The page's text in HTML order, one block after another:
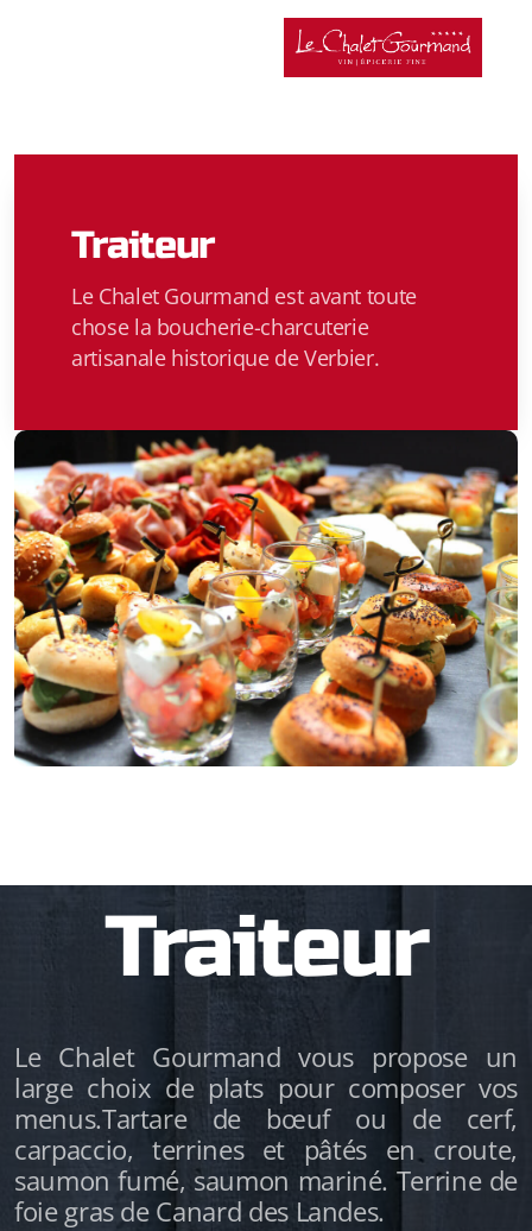
Traiteur
Le Chalet Gourmand est avant toute
chose la boucherie-charcuterie
artisanale historique de Verbier.
Traiteur
Le Chalet Gourmand vous propose un
large choix de plats pour composer vos
menus.Tartare de bœuf ou de cerf,
carpaccio, terrines et pâtés en croute,
saumon fumé, saumon mariné. Terrine de
foie gras de Canard des Landes.